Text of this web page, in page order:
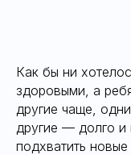
Как бы ни
здоровыми, а
другие чаще,
другие — долго и
подхватить